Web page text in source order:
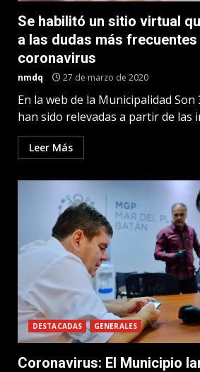
Se habilitó un sitio virtual
a las dudas más
coronavirus
nmdq 27 de marzo de 2020
En la web de la Municipalidad
han sido relevadas a partir de las
Leer Más
DESTACADAS GENERALES
Coronavirus: El Municipio